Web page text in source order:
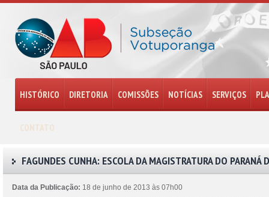
HISTÓRICO DIRETORIA COMISSÕES NOTÍCIAS SERVIÇOS
CONTATO
FAGUNDES CUNHA: ESCOLA DA MAGISTRATURA DO PARANÁ
Data da Publicação: 18 de junho de 2013 às 07h00